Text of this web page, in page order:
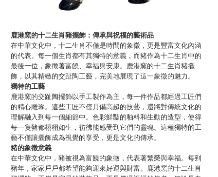
鹿港窯的十二生肖豬擺飾：傳承與祝福的藝術品
在中華文化中，十二生肖不僅是時間的象徵，更是豐富文化內涵
的代表。每一個生肖都有其獨特的意義，而豬作為十二生肖中的
最後一位，象徵著富饒、幸福與安康。鹿港窯的十二生肖豬擺
飾，以其精緻的交趾陶工藝，完美地展現了這一象徵的魅力。
獨特的工藝
鹿港窯的交趾陶擺飾以手工製作為主，每一件作品都經過工匠們
的精心雕琢。這些工匠不僅具備高超的技藝，還將對傳統文化的
理解融入到每一個細節中。色彩鮮豔的釉料和生動的造型，使得
每一隻豬都栩栩如生，彷彿能感受到它們的靈魂。這種獨特的工
藝不僅讓擺飾成為視覺的享受，更是文化的傳承。
豬的象徵意義
在中華文化中，豬被視為富饒的象徵，代表著繁榮與幸福。每到
豬年，家家戶戶都希望能夠迎來好運與財富。鹿港窯的十二生肖